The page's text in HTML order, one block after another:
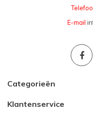
E-mail
Categorieën
Klantenservice